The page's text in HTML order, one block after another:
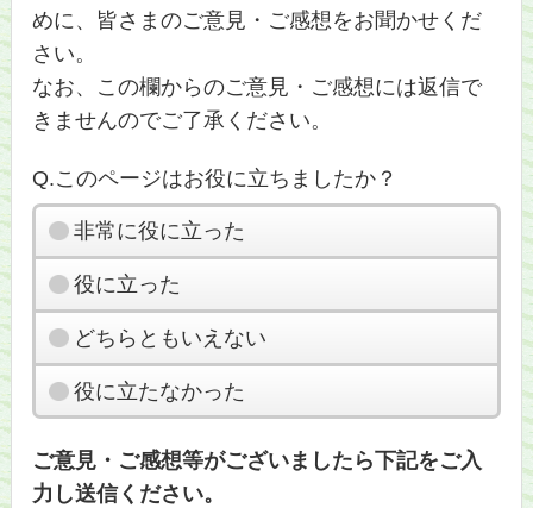
めに、皆さまのご意見・ご感想をお聞かせくだ
さい。
なお、この欄からのご意見・ご感想には返信で
きませんのでご了承ください。
Q.このページはお役に立ちましたか？
非常に役に立った
役に立った
どちらともいえない
役に立たなかった
ご意見・ご感想等がございましたら下記をご入
力し送信ください。